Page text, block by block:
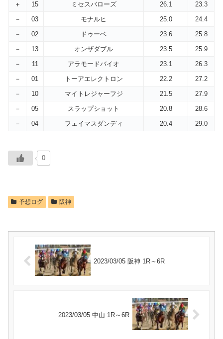
＋
15 ミセスバローズ 26.1
23.3
－
03 モナルヒ 25.0
24.4
－
02 ドゥーベ 23.6
25.8
－
13 オンザダブル 23.5
25.9
－
11 アラモードバイオ 23.1
26.3
－
01 トーアエレクトロン 22.2
27.2
－
10 マイトレジャーフジ 21.5
27.9
－
05 スラップショット 20.8
28.6
－
04 フェイマスダンディ 20.4 29.0
0
予想ログ 阪神
2023/03/05 阪神 1R～6R
2023/03/05 中山 1R～6R